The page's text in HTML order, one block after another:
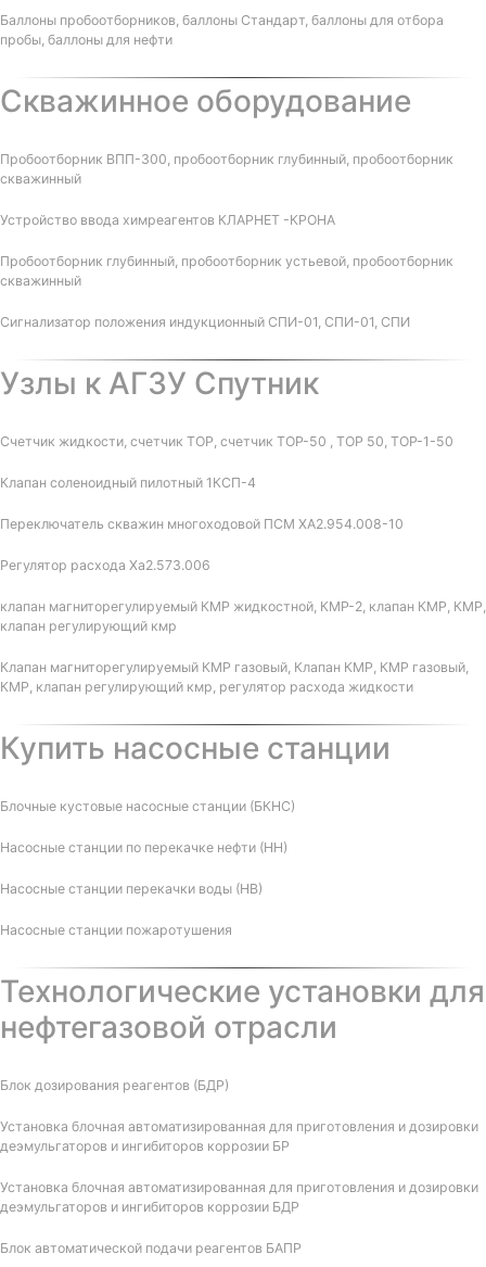
Баллоны пробоотборников, баллоны Стандарт, баллоны для отбора
пробы, баллоны для нефти
Скважинное оборудование
Пробоотборник ВПП-300, пробоотборник глубинный, пробоотборник
скважинный
Устройство ввода химреагентов КЛАРНЕТ -КРОНА
Пробоотборник глубинный, пробоотборник устьевой, пробоотборник
скважинный
Сигнализатор положения индукционный СПИ-01, СПИ-01, СПИ
Узлы к АГЗУ Спутник
Счетчик жидкости, счетчик ТОР, счетчик ТОР-50 , ТОР 50, ТОР-1-50
Клапан соленоидный пилотный 1КСП-4
Переключатель скважин многоходовой ПСМ ХА2.954.008-10
Регулятор расхода Ха2.573.006
клапан магниторегулируемый КМР жидкостной, КМР-2, клапан КМР, КМР,
клапан регулирующий кмр
Клапан магниторегулируемый КМР газовый, Клапан КМР, КМР газовый,
КМР, клапан регулирующий кмр, регулятор расхода жидкости
Купить насосные станции
Блочные кустовые насосные станции (БКНС)
Насосные станции по перекачке нефти (НН)
Насосные станции перекачки воды (НВ)
Насосные станции пожаротушения
Технологические установки для
нефтегазовой отрасли
Блок дозирования реагентов (БДР)
Установка блочная автоматизированная для приготовления и дозировки
деэмульгаторов и ингибиторов коррозии БР
Установка блочная автоматизированная для приготовления и дозировки
деэмульгаторов и ингибиторов коррозии БДР
Блок автоматической подачи реагентов БАПР